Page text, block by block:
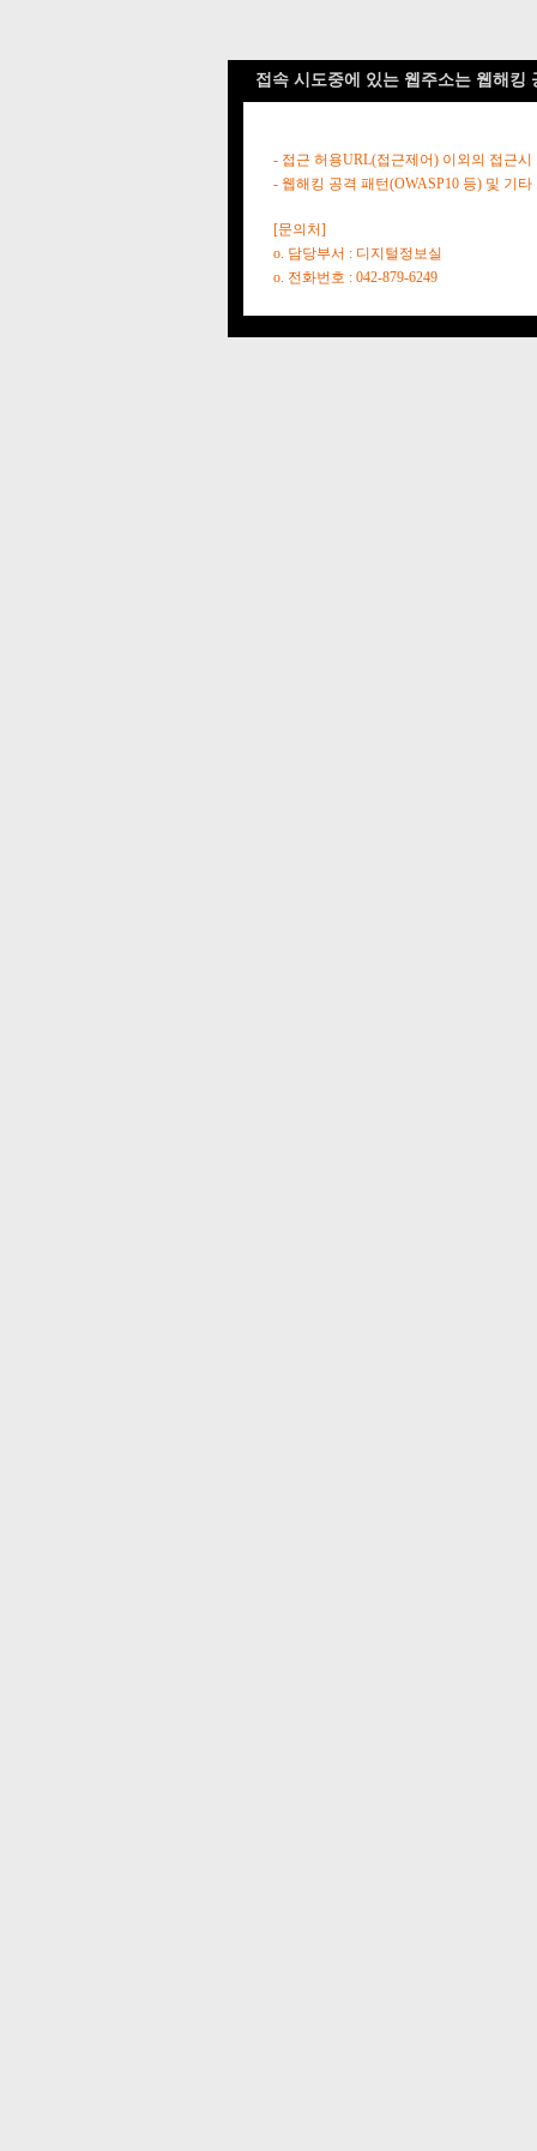
접속 시도중에 있는 웹주소는 웹해킹
- 접근 허용URL(접근제어) 이외의 접근시
- 웹해킹 공격 패턴(OWASP10 등) 및 기
[문의처]
o. 담당부서 : 디지털정보실
o. 전화번호 : 042-879-6249